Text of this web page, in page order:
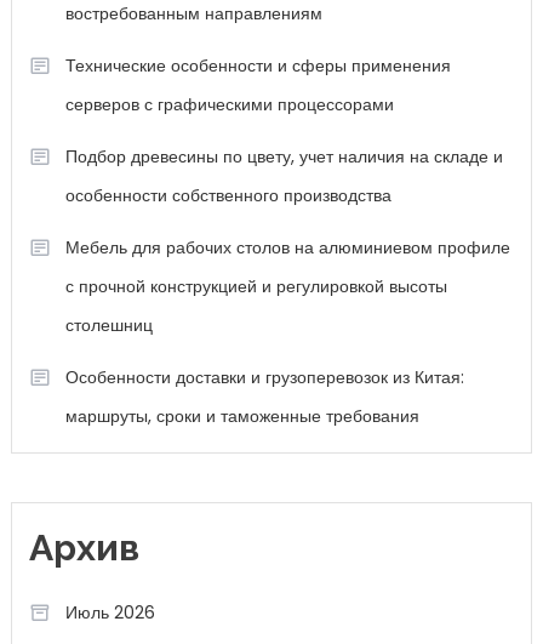
востребованным направлениям
Технические особенности и сферы применения
серверов с графическими процессорами
Подбор древесины по цвету, учет наличия на складе и
особенности собственного производства
Мебель для рабочих столов на алюминиевом профиле
с прочной конструкцией и регулировкой высоты
столешниц
Особенности доставки и грузоперевозок из Китая:
маршруты, сроки и таможенные требования
Архив
Июль 2026